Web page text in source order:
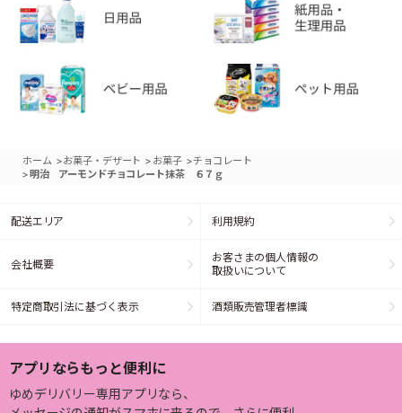
ホーム >お菓子・デザート > お菓子 >チョコレート
> 明治 アーモンドチョコレート抹茶 ６７ｇ
配送エリア 利用規約
会社概要
お客さまの個人情報の
取扱いについて
特定商取引法に基づく表示 酒類販売管理者標識
アプリならもっと便利に
ゆめデリバリー専用アプリなら、